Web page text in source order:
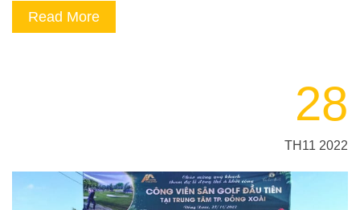
Read More
28
TH11 2022